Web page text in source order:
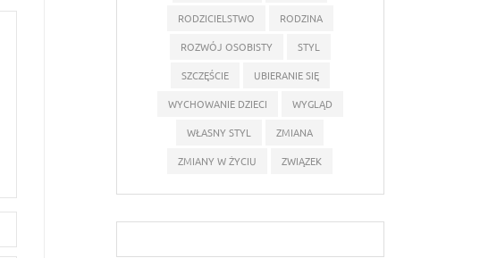
RODZICIELSTWO
RODZINA
ROZWÓJ OSOBISTY
STYL
SZCZĘŚCIE
UBIERANIE SIĘ
WYCHOWANIE DZIECI
WYGLĄD
WŁASNY STYL
ZMIANA
ZMIANY W ŻYCIU
ZWIĄZEK